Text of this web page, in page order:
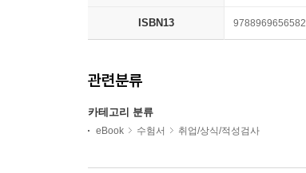
ISBN13 9788969656582
관련분류
카테고리 분류
eBook 수험서 취업/상식/적성검사